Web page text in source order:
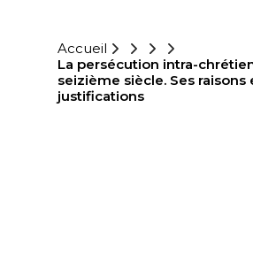
Accueil
La persécution intra-
seizième siècle. Ses raisons
justifications